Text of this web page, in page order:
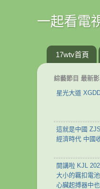
一起看電
17wtv首頁
綜藝節目 最新影
星光大道
這就是中國
經濟時代 中國
開講啦 KJL
大小的羈扣電
心臟起搏器中